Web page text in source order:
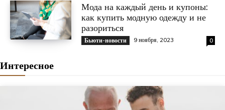
Мода на каждый день и купоны:
как купить модную одежду и не
разориться
Бьюти-новости 9 ноября, 2023 0
Интересное